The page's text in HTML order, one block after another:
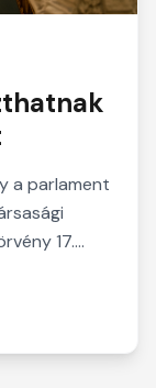
a parlament
17.